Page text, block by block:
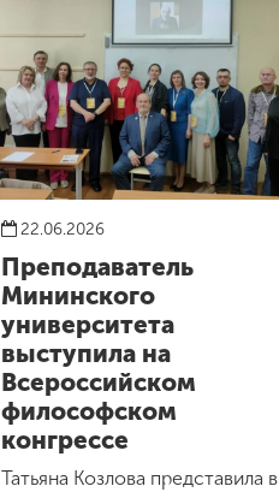
22.06.2026
Преподаватель
Мининского
университета
выступила на
Всероссийском
философском
конгрессе
Татьяна Козлова представила в